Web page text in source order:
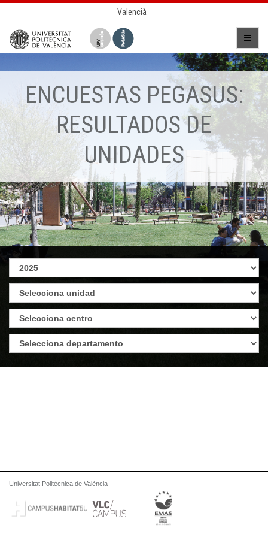
Valencià
ENCUESTAS PEGASUS:
RESULTADOS DE
UNIDADES
Universitat Politècnica de València